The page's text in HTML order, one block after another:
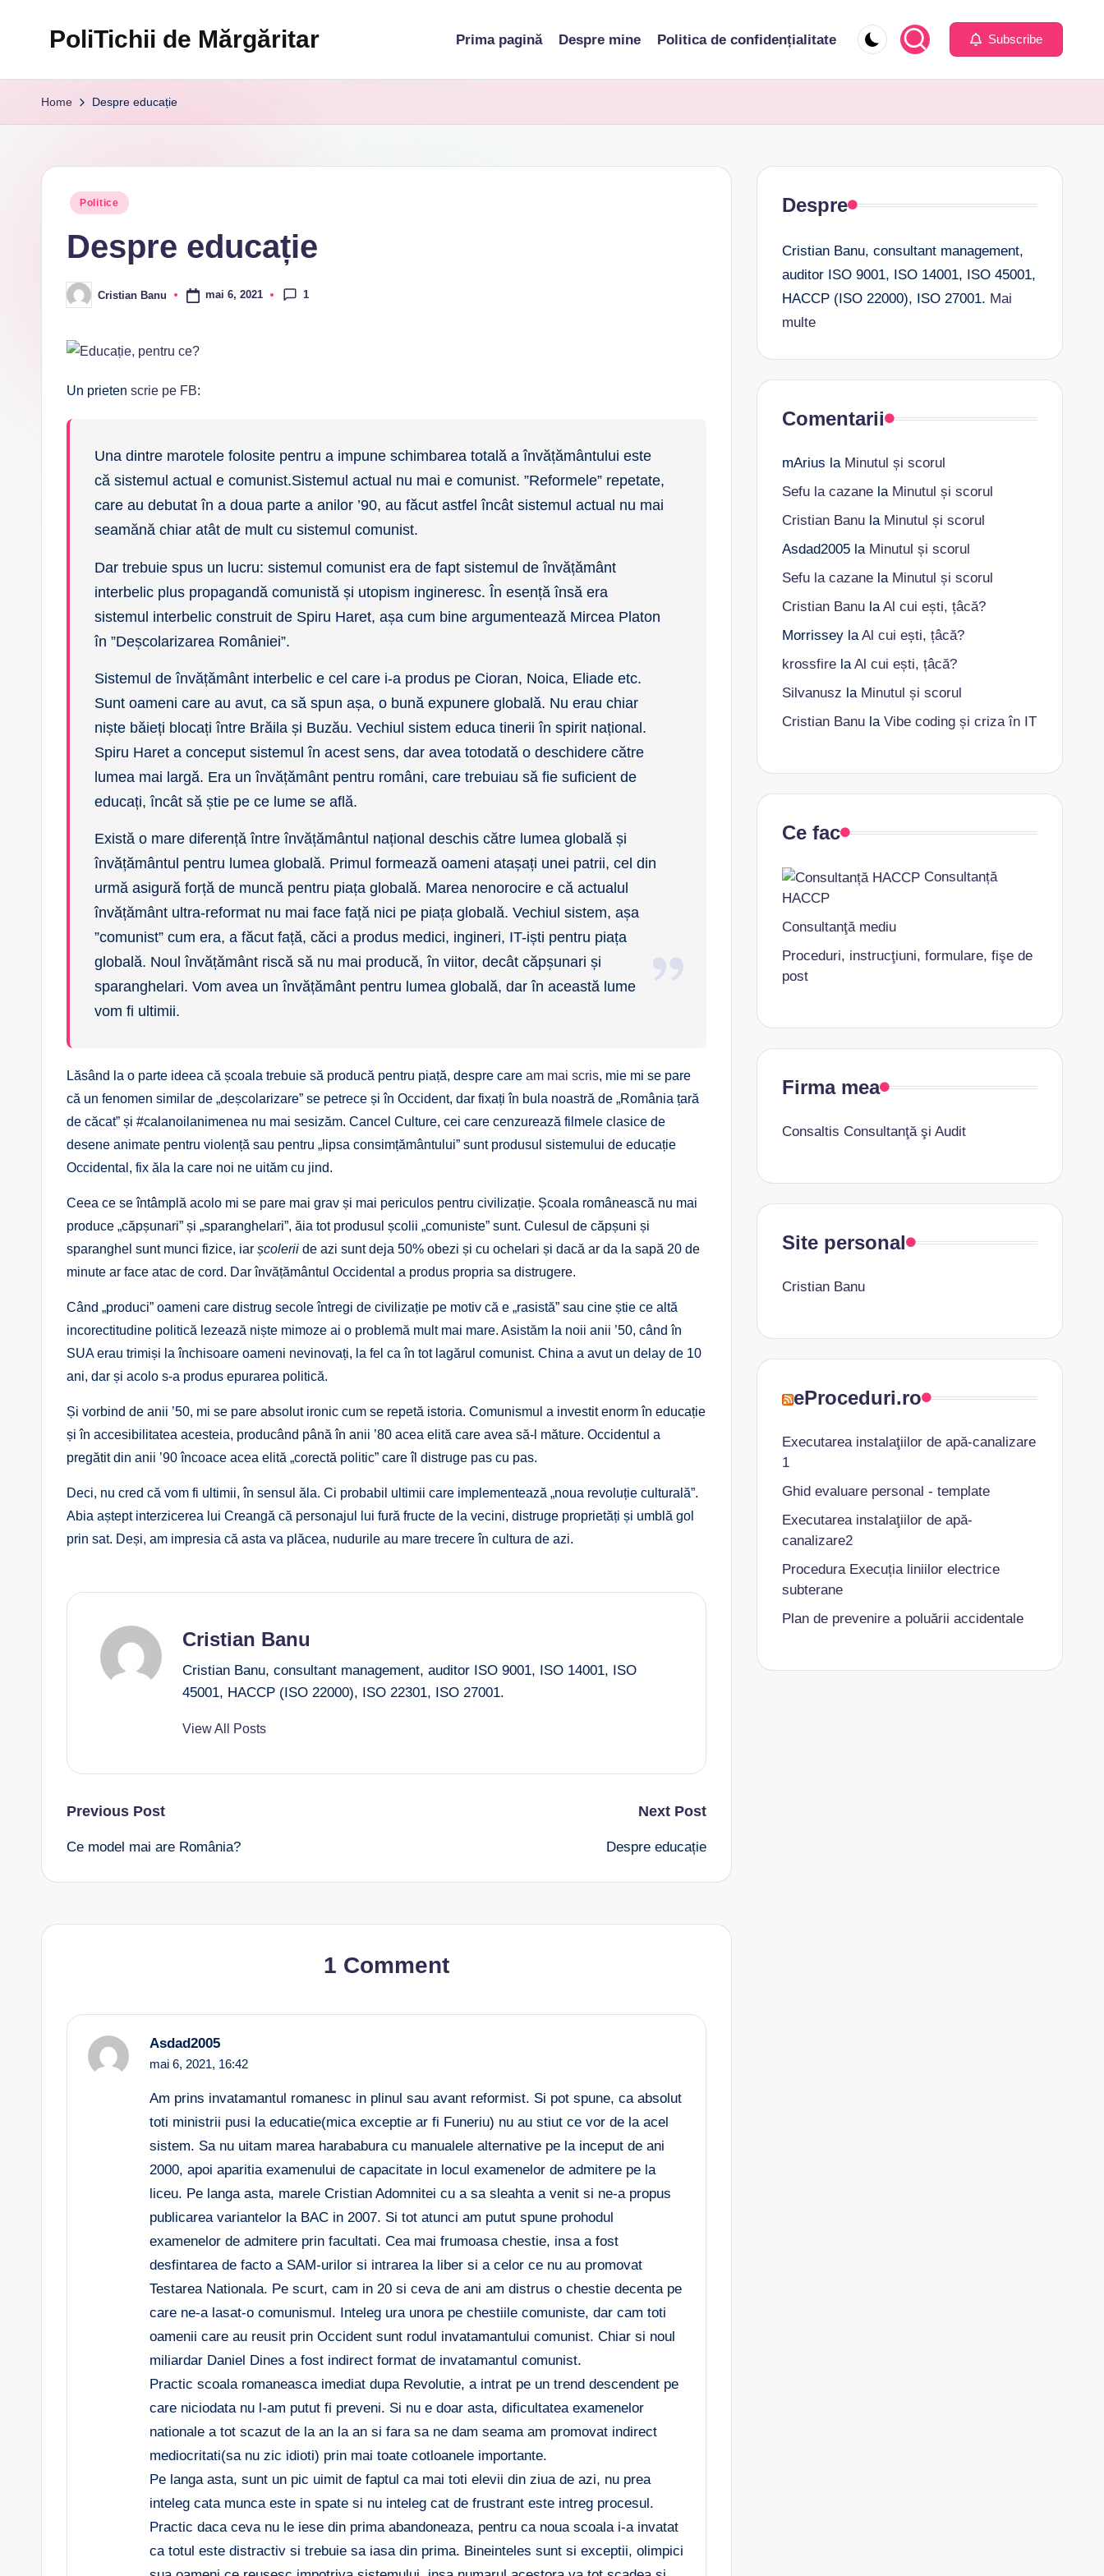
PoliTichii de Mărgăritar Prima pagină Despre mine Politica de confidențialitate Subscribe
Home Despre educație
Posted
Politice
Despre educație
Posted
by
Cristian Banu mai 6, 2021 1
Un prieten scrie pe FB:
Una dintre marotele folosite pentru a impune schimbarea totală a învățământului este
că sistemul actual e comunist.Sistemul actual nu mai e comunist. ”Reformele” repetate,
care au debutat în a doua parte a anilor ’90, au făcut astfel încât sistemul actual nu mai
seamănă chiar atât de mult cu sistemul comunist.
Dar trebuie spus un lucru: sistemul comunist era de fapt sistemul de învățământ
interbelic plus propagandă comunistă și utopism ingineresc. În esență însă era
sistemul interbelic construit de Spiru Haret, așa cum bine argumentează Mircea Platon
în ”Deșcolarizarea României”.
Sistemul de învățământ interbelic e cel care i-a produs pe Cioran, Noica, Eliade etc.
Sunt oameni care au avut, ca să spun așa, o bună expunere globală. Nu erau chiar
niște băieți blocați între Brăila și Buzău. Vechiul sistem educa tinerii în spirit național.
Spiru Haret a conceput sistemul în acest sens, dar avea totodată o deschidere către
lumea mai largă. Era un învățământ pentru români, care trebuiau să fie suficient de
educați, încât să știe pe ce lume se află.
Există o mare diferență între învățământul național deschis către lumea globală și
învățământul pentru lumea globală. Primul formează oameni atașați unei patrii, cel din
urmă asigură forță de muncă pentru piața globală. Marea nenorocire e că actualul
învățământ ultra-reformat nu mai face față nici pe piața globală. Vechiul sistem, așa
”comunist” cum era, a făcut față, căci a produs medici, ingineri, IT-iști pentru piața
globală. Noul învățământ riscă să nu mai producă, în viitor, decât căpșunari și
sparanghelari. Vom avea un învățământ pentru lumea globală, dar în această lume
vom fi ultimii.
Lăsând la o parte ideea că școala trebuie să producă pentru piață, despre care am mai scris, mie mi se pare
că un fenomen similar de „deșcolarizare” se petrece și în Occident, dar fixați în bula noastră de „România țară
de căcat” și #calanoilanimenea nu mai sesizăm. Cancel Culture, cei care cenzurează filmele clasice de
desene animate pentru violență sau pentru „lipsa consimțământului” sunt produsul sistemului de educație
Occidental, fix ăla la care noi ne uităm cu jind.
Ceea ce se întâmplă acolo mi se pare mai grav și mai periculos pentru civilizație. Școala românească nu mai
produce „căpșunari” și „sparanghelari”, ăia tot produsul școlii „comuniste” sunt. Culesul de căpșuni și
sparanghel sunt munci fizice, iar școlerii de azi sunt deja 50% obezi și cu ochelari și dacă ar da la sapă 20 de
minute ar face atac de cord. Dar învățământul Occidental a produs propria sa distrugere.
Când „produci” oameni care distrug secole întregi de civilizație pe motiv că e „rasistă” sau cine știe ce altă
incorectitudine politică lezează niște mimoze ai o problemă mult mai mare. Asistăm la noii anii ’50, când în
SUA erau trimiși la închisoare oameni nevinovați, la fel ca în tot lagărul comunist. China a avut un delay de 10
ani, dar și acolo s-a produs epurarea politică.
Și vorbind de anii ’50, mi se pare absolut ironic cum se repetă istoria. Comunismul a investit enorm în educație
și în accesibilitatea acesteia, producând până în anii ’80 acea elită care avea să-l măture. Occidentul a
pregătit din anii ’90 încoace acea elită „corectă politic” care îl distruge pas cu pas.
Deci, nu cred că vom fi ultimii, în sensul ăla. Ci probabil ultimii care implementează „noua revoluție culturală”.
Abia aștept interzicerea lui Creangă că personajul lui fură fructe de la vecini, distruge proprietăți și umblă gol
prin sat. Deși, am impresia că asta va plăcea, nudurile au mare trecere în cultura de azi.
Cristian Banu
Cristian Banu, consultant management, auditor ISO 9001, ISO 14001, ISO
45001, HACCP (ISO 22000), ISO 22301, ISO 27001.
View All Posts
Post
navigation
Previous Post
Ce model mai are România?
Next Post
Despre educație
1 Comment
Asdad2005
mai 6, 2021, 16:42
Am prins invatamantul romanesc in plinul sau avant reformist. Si pot spune, ca absolut
toti ministrii pusi la educatie(mica exceptie ar fi Funeriu) nu au stiut ce vor de la acel
sistem. Sa nu uitam marea harababura cu manualele alternative pe la inceput de ani
2000, apoi aparitia examenului de capacitate in locul examenelor de admitere pe la
liceu. Pe langa asta, marele Cristian Adomnitei cu a sa sleahta a venit si ne-a propus
publicarea variantelor la BAC in 2007. Si tot atunci am putut spune prohodul
examenelor de admitere prin facultati. Cea mai frumoasa chestie, insa a fost
desfintarea de facto a SAM-urilor si intrarea la liber si a celor ce nu au promovat
Testarea Nationala. Pe scurt, cam in 20 si ceva de ani am distrus o chestie decenta pe
care ne-a lasat-o comunismul. Inteleg ura unora pe chestiile comuniste, dar cam toti
oamenii care au reusit prin Occident sunt rodul invatamantului comunist. Chiar si noul
miliardar Daniel Dines a fost indirect format de invatamantul comunist.
Practic scoala romaneasca imediat dupa Revolutie, a intrat pe un trend descendent pe
care niciodata nu l-am putut fi preveni. Si nu e doar asta, dificultatea examenelor
nationale a tot scazut de la an la an si fara sa ne dam seama am promovat indirect
mediocritati(sa nu zic idioti) prin mai toate cotloanele importante.
Pe langa asta, sunt un pic uimit de faptul ca mai toti elevii din ziua de azi, nu prea
inteleg cata munca este in spate si nu inteleg cat de frustrant este intreg procesul.
Practic daca ceva nu le iese din prima abandoneaza, pentru ca noua scoala i-a invatat
ca totul este distractiv si trebuie sa iasa din prima. Bineinteles sunt si exceptii, olimpici
Despre
Cristian Banu, consultant management,
auditor ISO 9001, ISO 14001, ISO 45001,
HACCP (ISO 22000), ISO 27001. Mai
multe
Comentarii
mArius la Minutul și scorul
Sefu la cazanela Minutul și scorul
Cristian Banula Minutul și scorul
Asdad2005la Minutul și scorul
Sefu la cazanela Minutul și scorul
Cristian BanulaAl cui ești, țâcă?
MorrisseylaAl cui ești, țâcă?
krossfirelaAl cui ești, țâcă?
Silvanusz la Minutul și scorul
Cristian Banula Vibe coding și criza în IT
Ce fac
Consultanță
HACCP
Consultanţă mediu
Proceduri, instrucţiuni, formulare, fişe de
post
Firma mea
Consaltis Consultanţă şi Audit
Site personal
Cristian Banu
eProceduri.ro
Executarea instalaţiilor de apă-canalizare
1
Ghid evaluare personal - template
Executarea instalaţiilor de apă-
canalizare2
Procedura Execuția liniilor electrice
subterane
Plan de prevenire a poluării accidentale